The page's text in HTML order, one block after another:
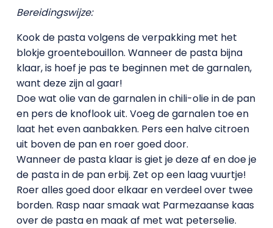
Bereidingswijze:
Kook de pasta volgens de verpakking met het
blokje groentebouillon. Wanneer de pasta bijna
klaar, is hoef je pas te beginnen met de garnalen,
want deze zijn al gaar!
Doe wat olie van de garnalen in chili-olie in de pan
en pers de knoflook uit. Voeg de garnalen toe en
laat het even aanbakken. Pers een halve citroen
uit boven de pan en roer goed door.
Wanneer de pasta klaar is giet je deze af en doe je
de pasta in de pan erbij. Zet op een laag vuurtje!
Roer alles goed door elkaar en verdeel over twee
borden. Rasp naar smaak wat Parmezaanse kaas
over de pasta en maak af met wat peterselie.